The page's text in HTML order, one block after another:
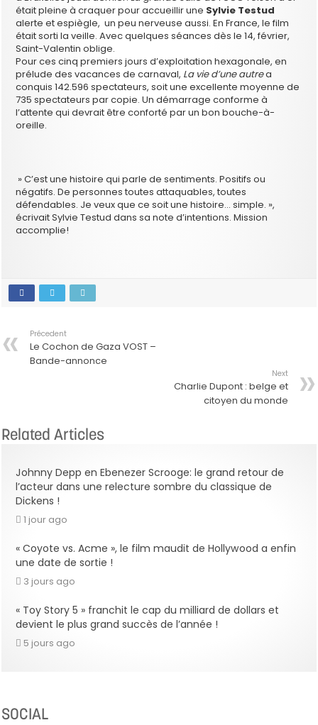
était pleine à craquer pour accueillir une Sylvie Testud
alerte et espiègle, un peu nerveuse aussi. En France, le film
était sorti la veille. Avec quelques séances dès le 14, février,
Saint-Valentin oblige.
Pour ces cinq premiers jours d’exploitation hexagonale, en
prélude des vacances de carnaval, La vie d’une autrea
conquis 142.596 spectateurs, soit une excellente moyenne de
735 spectateurs par copie. Un démarrage conforme à
l’attente qui devrait être conforté par un bon bouche-à-
oreille.
» C’est une histoire qui parle de sentiments. Positifs ou
négatifs. De personnes toutes attaquables, toutes
défendables. Je veux que ce soit une histoire… simple. »,
écrivait Sylvie Testud dans sa note d’intentions. Mission
accomplie!
Précedent
Le Cochon de Gaza VOST –
Bande-annonce
Next
Charlie Dupont : belge et
citoyen du monde
Related Articles
Johnny Depp en Ebenezer Scrooge: le grand retour de
l’acteur dans une relecture sombre du classique de
Dickens !
1 jour ago
« Coyote vs. Acme », le film maudit de Hollywood a enfin
une date de sortie !
3 jours ago
« Toy Story 5 » franchit le cap du milliard de dollars et
devient le plus grand succès de l’année !
5 jours ago
SOCIAL